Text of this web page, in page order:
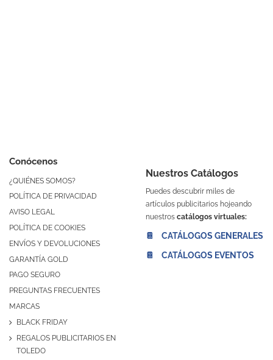
Conócenos
¿QUIÉNES SOMOS?
POLÍTICA DE PRIVACIDAD
AVISO LEGAL
POLÍTICA DE COOKIES
ENVÍOS Y DEVOLUCIONES
GARANTÍA GOLD
PAGO SEGURO
PREGUNTAS FRECUENTES
MARCAS
BLACK FRIDAY
REGALOS PUBLICITARIOS EN
TOLEDO
Nuestros Catálogos
Puedes descubrir miles de
artículos publicitarios hojeando
nuestros catálogos virtuales:
📔 CATÁLOGOS GENERALES
📔 CATÁLOGOS EVENTOS